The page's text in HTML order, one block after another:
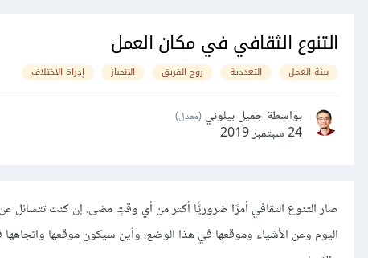
التنوع الثقافي في مكان العمل
بيئة العمل التعددية روح الفريق الانحياز إدراة الاختلاف
بواسطة جميل بيلوني (معدل)
24 سبتمبر 2019
صار التنوع الثقافي أمرًا ضروريًّا أكثر من أي وقتٍ مضى. إن كنت تتسائل
اليوم وعن الأشياء وموقعها في هذا الوضع، وأين سيكون موقعها